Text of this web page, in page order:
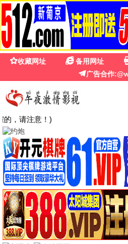
🍉国产第一福利影院